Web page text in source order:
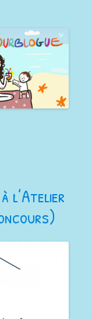
et la mer !
contenu principal
l’Atelier